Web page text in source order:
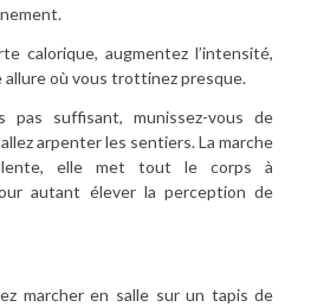
calorique, augmentez l’intensité,
allure où vous trottinez presque.
pas suffisant, munissez-vous de
arpenter les sentiers. La marche
elle met tout le corps à
autant élever la perception de
marcher en salle sur un tapis de